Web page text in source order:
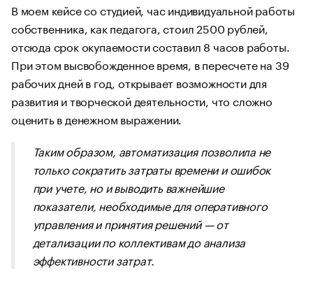
В моем кейсе со студией, час индивидуальной работы
собственника, как педагога, стоил 2500 рублей,
отсюда срок окупаемости составил 8 часов работы.
При этом высвобожденное время, в пересчете на 39
рабочих дней в год, открывает возможности для
развития и творческой деятельности, что сложно
оценить в денежном выражении.
Таким образом, автоматизация позволила не
только сократить затраты времени и ошибок
при учете, но и выводить важнейшие
показатели, необходимые для оперативного
управления и принятия решений — от
детализации по коллективам до анализа
эффективности затрат.